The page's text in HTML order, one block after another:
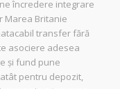
încredere integrare
Marea Britanie
transfer fără
asociere adesea
și fund pune
pentru depozit,